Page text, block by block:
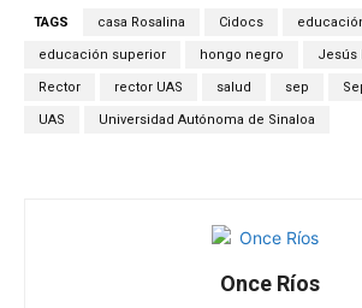
A
p
b
o
o
k
gr
a
m
p
ar
TAGS casa Rosalina Cidocs
educación superior hongo negro Jesús
Rector rector UAS salud sep
UAS Universidad Autónoma de Sinaloa
Once Ríos